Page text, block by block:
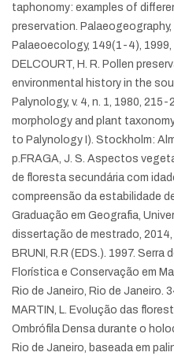
taphonomy: examples of
preservation.
Palaeoecology, 149(1-4), 1999,
DELCOURT, H. R. Pollen
environmental history in the
Palynology, v. 4, n. 1, 1980, 215-
morphology and plant
to Palynology I). Stockholm:
p. FRAGA, J. S. Aspectos
de floresta secundária com
compreensão da estabilidade
Graduação em Geografia,
dissertação de mestrado, 2014,
BRUNI, R.R (EDS.). 1997. Serra
Florística e Conservação em
Rio de Janeiro, Rio de Janeiro.
MARTIN, L. Evolução das
Ombrófila Densa durante o
Rio de Janeiro, baseada em